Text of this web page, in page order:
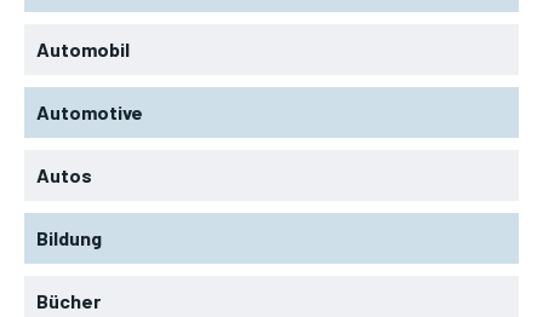
Automobil
Automotive
Autos
Bildung
Bücher